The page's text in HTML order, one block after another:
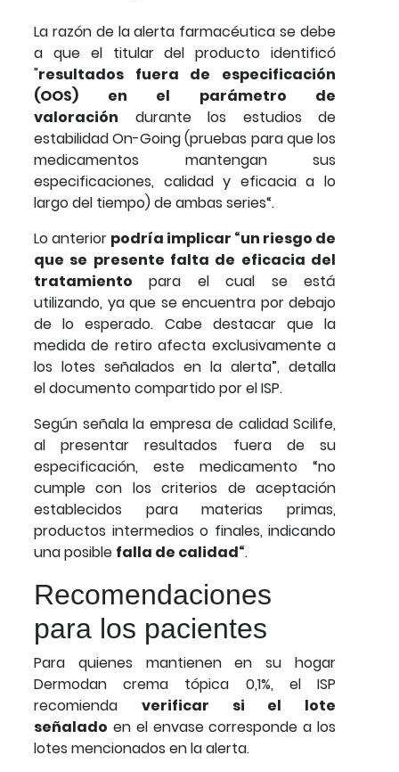
La razón de la alerta farmacéutica se debe
a que el titular del producto identificó
"resultados fuera de especificación
(OOS) en el parámetro de
valoración durante los estudios de
estabilidad On-Going (pruebas para que los
medicamentos mantengan sus
especificaciones, calidad y eficacia a lo
largo del tiempo) de ambas series“.
Lo anterior podría implicar “un riesgo de
que se presente falta de eficacia del
tratamiento para el cual se está
utilizando, ya que se encuentra por debajo
de lo esperado. Cabe destacar que la
medida de retiro afecta exclusivamente a
los lotes señalados en la alerta”, detalla
el documento compartido por el ISP.
Según señala la empresa de calidad Scilife,
al presentar resultados fuera de su
especificación, este medicamento “no
cumple con los criterios de aceptación
establecidos para materias primas,
productos intermedios o finales, indicando
una posible falla de calidad“.
Recomendaciones
para los pacientes
Para quienes mantienen en su hogar
Dermodan crema tópica 0,1%, el ISP
recomienda verificar si el lote
señalado en el envase corresponde a los
lotes mencionados en la alerta.